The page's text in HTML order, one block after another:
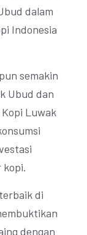
dalam
Indonesia
semakin
Ubud dan
Luwak
kopi.
di
dengan